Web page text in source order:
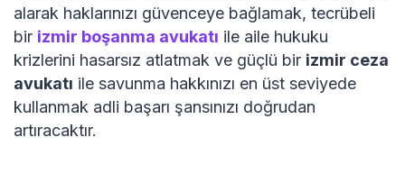
alarak haklarınızı güvenceye bağlamak, tecrübeli
bir izmir boşanma avukatı ile aile hukuku
krizlerini hasarsız atlatmak ve güçlü bir izmir ceza
avukatı ile savunma hakkınızı en üst seviyede
kullanmak adli başarı şansınızı doğrudan
artıracaktır.